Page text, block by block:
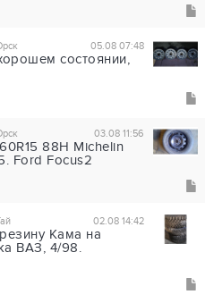
05.08 07:48
состоянии,
03.08 11:56
88H Michelin
Ford Focus2
02.08 14:42
Кама на
ВАЗ, 4/98.